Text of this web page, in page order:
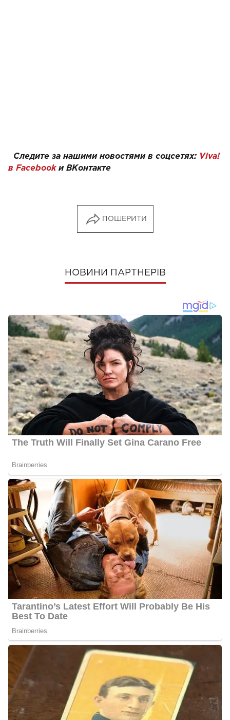
Следите за нашими новостями в соцсетях: Viva!
в Facebookи ВКонтакте
ПОШЕРИТИ
НОВИНИ ПАРТНЕРІВ